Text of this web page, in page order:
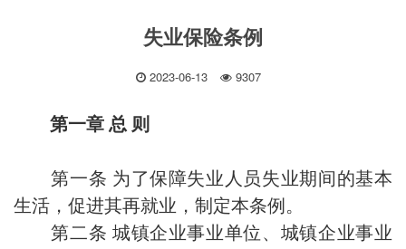
失业保险条例
2023-06-13 9307
第一章 总 则
第一条 为了保障失业人员失业期间的基本
生活，促进其再就业，制定本条例。
第二条 城镇企业事业单位、城镇企业事业